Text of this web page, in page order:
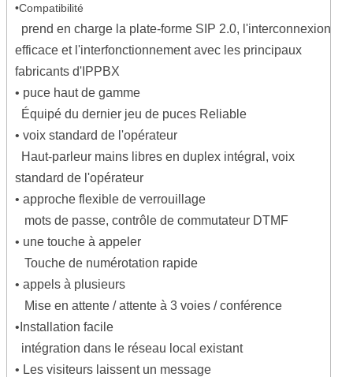
•Compatibilité
prend en charge la plate-forme SIP 2.0, l'interconnexion
efficace et l'interfonctionnement avec les principaux
fabricants d'IPPBX
• puce haut de gamme
Équipé du dernier jeu de puces Reliable
• voix standard de l'opérateur
Haut-parleur mains libres en duplex intégral, voix
standard de l'opérateur
• approche flexible de verrouillage
mots de passe, contrôle de commutateur DTMF
• une touche à appeler
Touche de numérotation rapide
• appels à plusieurs
Mise en attente / attente à 3 voies / conférence
•Installation facile
intégration dans le réseau local existant
• Les visiteurs laissent un message